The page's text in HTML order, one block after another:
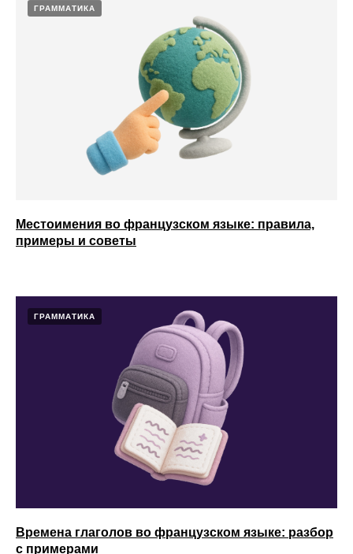
ГРАММАТИКА
Местоимения во французском языке: правила,
примеры и советы
ГРАММАТИКА
Времена глаголов во французском языке: разбор
с примерами